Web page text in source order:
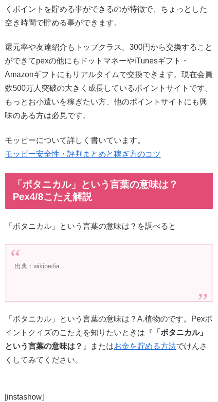
くポイントを貯める事ができるのが特徴で、ちょっとした
空き時間で貯める事ができます。
還元率や友達紹介もトップクラス。300円から交換すること
ができてpexの他にもドットマネーやiTunesギフト・
Amazonギフトにもリアルタイムで交換できます。現在会員
数500万人突破の大きく成長しているポイントサイトです。
もっとお小遣いを稼ぎたい方、他のポイントサイトにも興
味のある方は必見です。
モッピーについて詳しく書いています。
モッピー安全性・評判まとめと稼ぎ方のコツ
「ボタニカル」という言葉の意味は？
Pex4/8こたえ解説
「ボタニカル」という言葉の意味は？を調べると
出典：wikipedia
「ボタニカル」という言葉の意味は？A.植物のです。Pexポ
イントクイズのこたえを知りたいときは『 「ボタニカル」
という言葉の意味は？ 』またはお金を貯める方法でけんさ
くしてみてください。
[instashow]